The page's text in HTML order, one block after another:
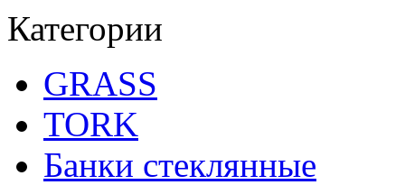
Категории
GRASS
TORK
Банки стеклянные